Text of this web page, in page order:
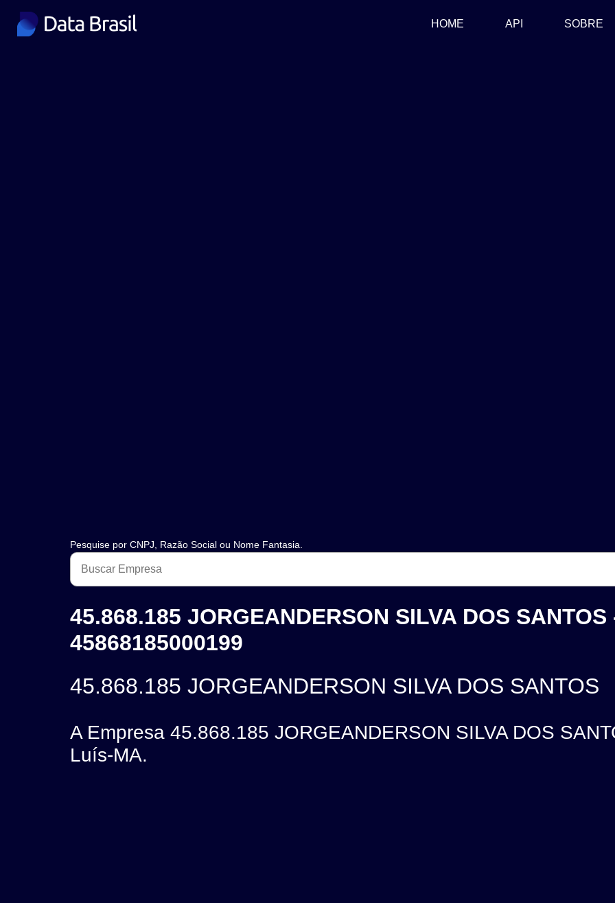
HOME (CURRENT)
API SOBRE
Pesquise por CNPJ, Razão Social ou Nome Fantasia.
45.868.185 JORGEANDERSON SILVA DOS SANTOS
45868185000199
45.868.185 JORGEANDERSON SILVA DOS SANTOS
A Empresa 45.868.185 JORGEANDERSON SILVA DOS
Luís-MA.